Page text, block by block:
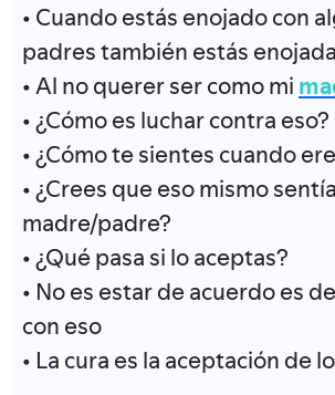
• Cuando estás enojado con
padres también estás
• Al no querer ser como mi
• ¿Cómo es luchar contra eso?
• ¿Cómo te sientes cuando
• ¿Crees que eso mismo
madre/padre?
• ¿Qué pasa si lo aceptas?
• No es estar de acuerdo es
con eso
• La cura es la aceptación de